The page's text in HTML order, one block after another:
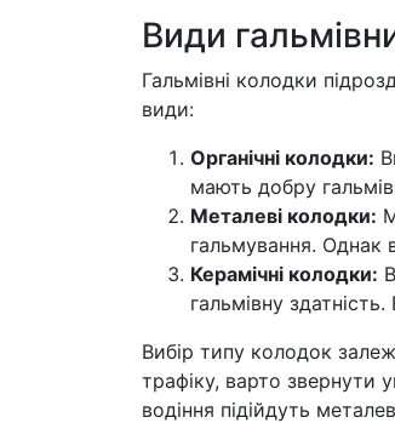
Види
Гальмівні колодки
види:
Органічні колодки:
мають добру
Металеві колодки:
гальмування.
Керамічні колодки:
гальмівну
Вибір типу колодок
трафіку, варто звернути
водіння підійдуть